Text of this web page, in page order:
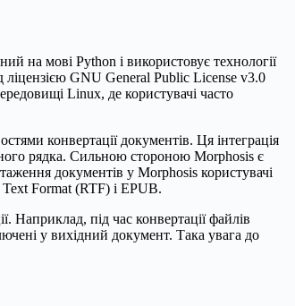
на мові Python і використовує технології
ліцензією GNU General Public License v3.0
Linux, де користувачі часто
конвертації документів. Ця інтеграція
рядка. Сильною стороною Morphosis є
документів у Morphosis користувачі
Format (RTF) і EPUB.
Наприклад, під час конвертації файлів
у вихідний документ. Така увага до